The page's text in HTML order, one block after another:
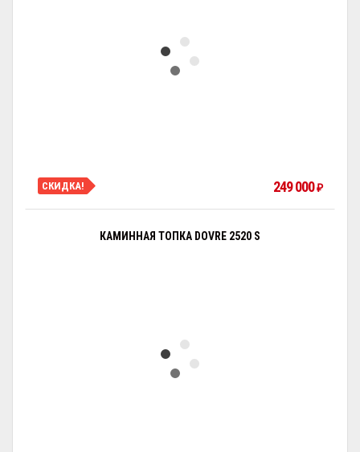
СКИДКА! 249 000₽
КАМИННАЯ ТОПКА DOVRE 2520 S